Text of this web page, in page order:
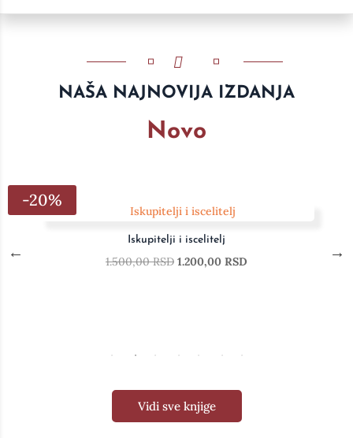
NAŠA NAJNOVIJA IZDANJA
Novo
-20%
Iskupitelji i iscelitelj
1.500,00RSD 1.200,00 RSD
Vidi sve knjige